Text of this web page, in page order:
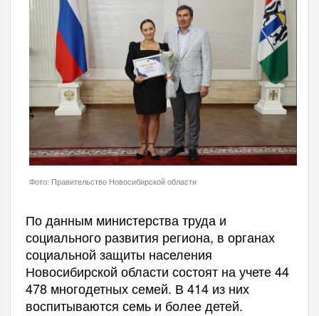
Фото: Правительство Новосибирской области
По данным министерства труда и
социального развития региона, в органах
социальной защиты населения
Новосибирской области состоят на учете 44
478 многодетных семей. В 414 из них
воспитываются семь и более детей.